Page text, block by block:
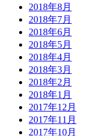
2018年8月
2018年7月
2018年6月
2018年5月
2018年4月
2018年3月
2018年2月
2018年1月
2017年12月
2017年11月
2017年10月